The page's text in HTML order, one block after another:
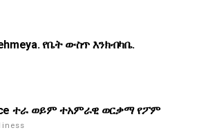
የቤት ውስጥ እንክብካቤ.
ተራ ወይም ተአምራዊ ወርቃማ የፖም